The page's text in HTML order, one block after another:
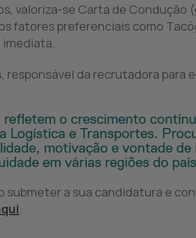
valoriza-se Carta de Condução
fatores preferenciais como
, responsável da recrutadora para
o crescimento
Logística e Transportes.
motivação e vontade
em várias regiões do
submeter a sua candidatura e
.